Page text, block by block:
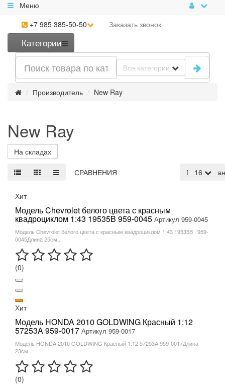
Меню
+7 985 385-50-50
Заказать звонок
Категории
Все категории
Производитель New Ray
New Ray
На складах
СРАВНЕНИЯ 16
По
Хит
Модель Chevrolet белого цвета с красным
квадроциклом 1:43 19535B 959-0045 Артикул 959-0045
Модель Chevrolet белого цвета с красным квадроциклом 1:43 19535B 959-
0045Длина 25см..
(0)
Хит
Модель HONDA 2010 GOLDWING Красный 1:12
57253A 959-0017 Артикул 959-0017
Модель HONDA 2010 GOLDWING Красный 1:12 57253A 959-0017Длина
23см..
(0)